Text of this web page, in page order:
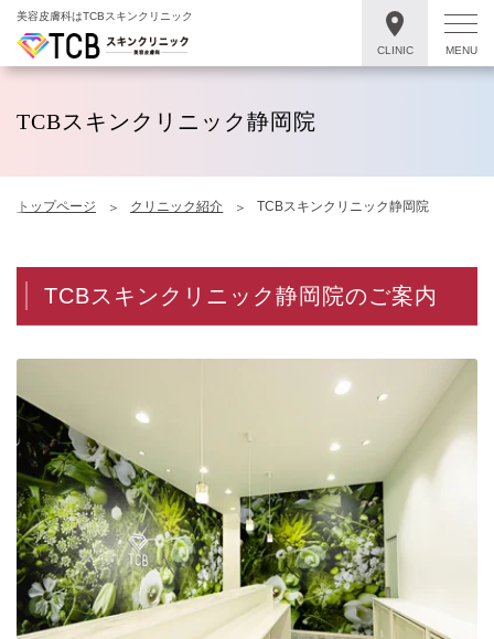
美容皮膚科はTCBスキンクリニック
TCBスキンクリニック静岡院
トップページ クリニック紹介 TCBスキンクリニック静岡院
TCBスキンクリニック静岡院のご案内
CLINIC MENU